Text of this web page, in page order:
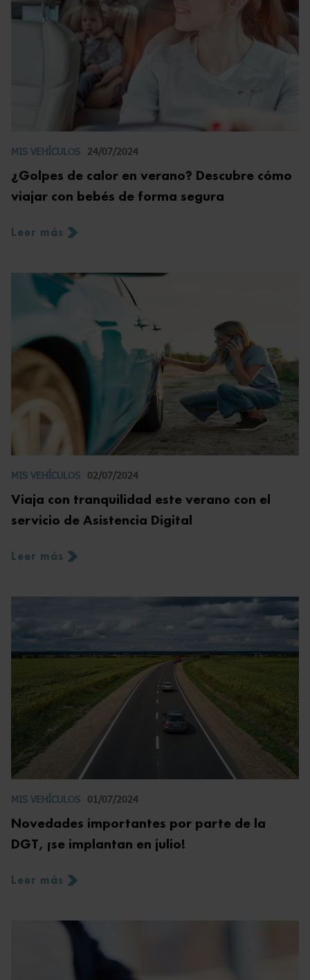
MIS VEHÍCULOS 24/07/2024
¿Golpes de calor en verano? Descubre cómo
viajar con bebés de forma segura
Leer más
MIS VEHÍCULOS 02/07/2024
Viaja con tranquilidad este verano con el
servicio de Asistencia Digital
Leer más
MIS VEHÍCULOS 01/07/2024
Novedades importantes por parte de la
DGT, ¡se implantan en julio!
Leer más